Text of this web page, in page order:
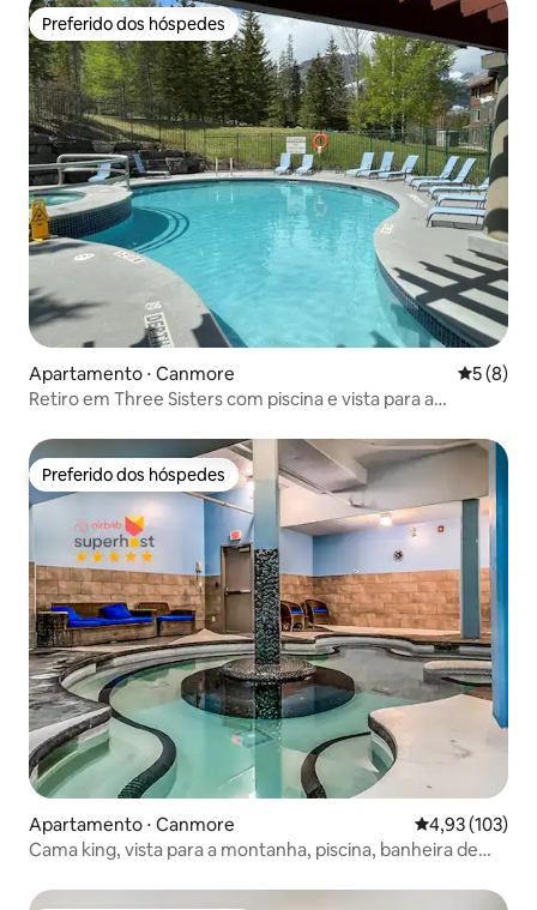
Preferido dos hóspedes
Preferido dos hóspedes
Apartamento ⋅ Canmore 5 de
5 (8)
Retiro em Three Sisters com piscina e vista para a
Preferido dos hóspedes
Preferido dos hóspedes
Apartamento ⋅ Canmore 4,93 de uma
4,93 (103)
Cama king, vista para a montanha, piscina, banheira de